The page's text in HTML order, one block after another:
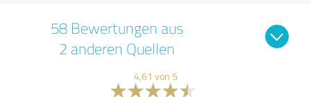
58 Bewertungen aus
2 anderen Quellen
4,61 von 5